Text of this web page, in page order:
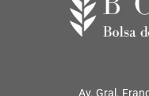
Av. Gral.